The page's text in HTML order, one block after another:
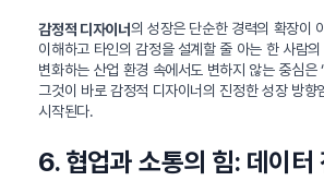
감정적 디자이너의 성장은 단순한 경력의 확장이
이해하고 타인의 감정을 설계할 줄 아는 한 사람
변화하는 산업 환경 속에서도 변하지 않는 중심은
그것이 바로 감정적 디자이너의 진정한 성장 방향
시작된다.
6. 협업과 소통의 힘: 데이터